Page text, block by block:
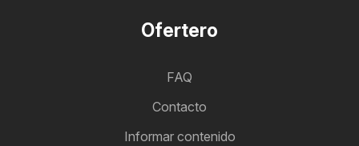
Ofertero
FAQ
Contacto
Informar contenido